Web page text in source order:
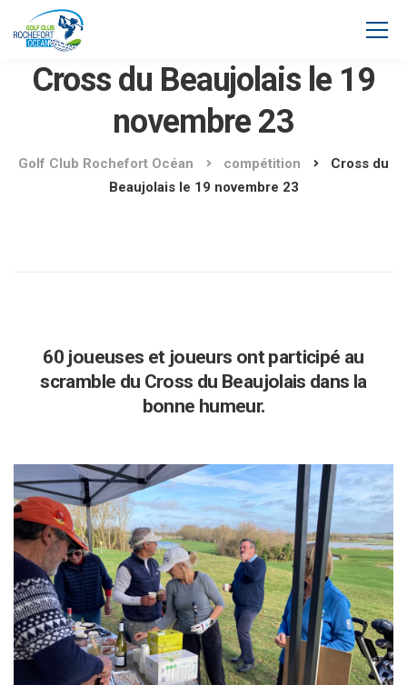
Cross du Beaujolais le 19
novembre 23
Golf Club Rochefort Océan compétition
Cross du
Beaujolais le 19 novembre 23
60 joueuses et joueurs ont participé au
scramble du Cross du Beaujolais dans la
bonne humeur.